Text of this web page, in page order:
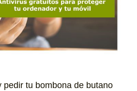
pedir tu bombona de butano